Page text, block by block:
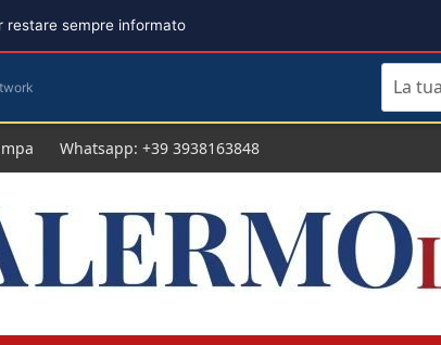
Whatsapp: +39 3938163848
restare sempre informato